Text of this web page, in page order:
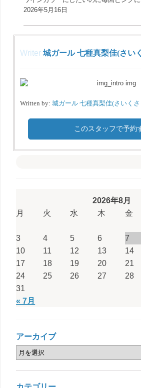
2026年5月16日
Writer城ガール 七種真梨佳(さ
Written by:城ガール 七種真梨佳(さいく
このスタッフで予約
2026年8月
月
火 水 木 金
« 7月
3
4 5 6 7
10
11 12 13 14
17
18 19 20 21
24
25 26 27 28
31
アーカイブ